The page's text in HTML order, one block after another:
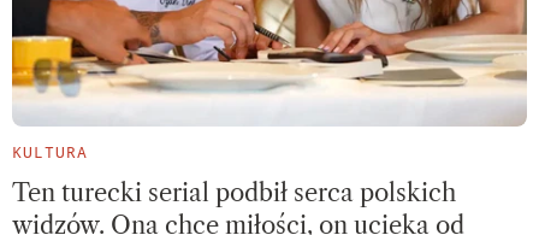
KULTURA
Ten turecki serial podbił serca polskich
widzów. Ona chce miłości, on ucieka od